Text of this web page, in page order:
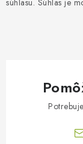
súhlasu. Súhlas je